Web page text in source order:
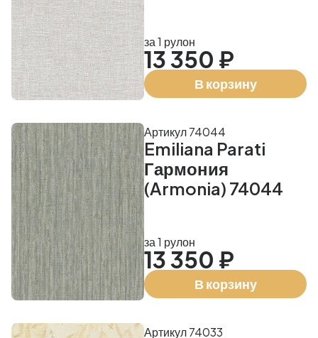
за 1 рулон
13 350 ₽
В корзину
Emiliana Parati
Гармония
(Armonia) 74044
Артикул 74044
за 1 рулон
13 350 ₽
В корзину
Артикул 74033